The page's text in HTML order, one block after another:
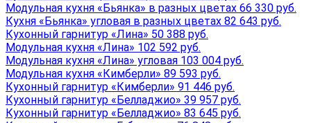
Модульная кухня «Бьянка» в разных цветах 66 330 руб.
Кухня «Бьянка» угловая в разных цветах 82 643 руб.
Кухонный гарнитур «Лина» 50 388 руб.
Модульная кухня «Лина» 102 592 руб.
Модульная кухня «Лина» угловая 103 004 руб.
Модульная кухня «Кимберли» 89 593 руб.
Кухонный гарнитур «Кимберли» 91 446 руб.
Кухонный гарнитур «Белладжио» 39 957 руб.
Кухонный гарнитур «Белладжио» 83 645 руб.